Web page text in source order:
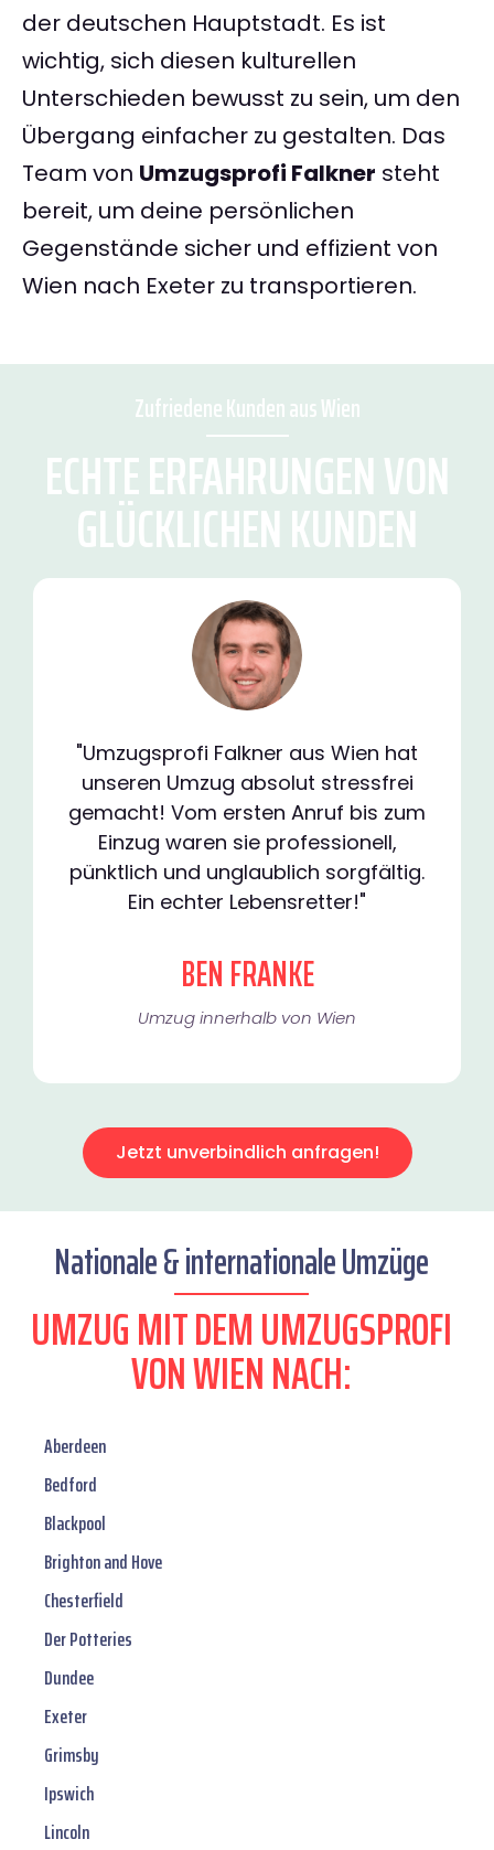
der deutschen Hauptstadt. Es ist
wichtig, sich diesen kulturellen
Unterschieden bewusst zu sein, um den
Übergang einfacher zu gestalten. Das
Team von Umzugsprofi Falkner steht
bereit, um deine persönlichen
Gegenstände sicher und effizient von
Wien nach Exeter zu transportieren.
Zufriedene Kunden aus Wien
ECHTE ERFAHRUNGEN VON
GLÜCKLICHEN KUNDEN
"Umzugsprofi Falkner aus Wien hat
unseren Umzug absolut stressfrei
gemacht! Vom ersten Anruf bis zum
Einzug waren sie professionell,
pünktlich und unglaublich sorgfältig.
Ein echter Lebensretter!"
BEN FRANKE
Umzug innerhalb von Wien​
Jetzt unverbindlich anfragen!
Nationale & internationale Umzüge
UMZUG MIT DEM UMZUGSPROFI
VON WIEN NACH:
Aberdeen
Bedford
Blackpool
Brighton and Hove
Chesterfield
Der Potteries
Dundee
Exeter
Grimsby
Ipswich
Lincoln